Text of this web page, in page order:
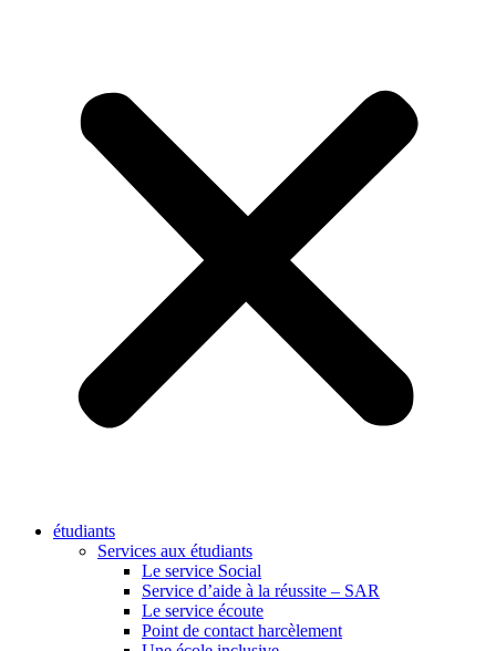
étudiants
Services aux étudiants
Le service Social
Service d’aide à la réussite – SAR
Le service écoute
Point de contact harcèlement